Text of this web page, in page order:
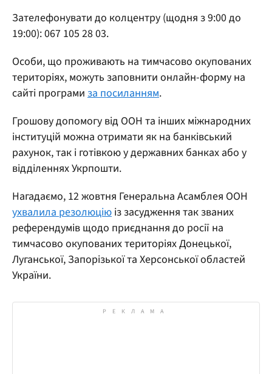
Зателефонувати до колцентру (щодня з 9:00 до
19:00): 067 105 28 03.
Особи, що проживають на тимчасово окупованих
територіях, можуть заповнити онлайн-форму на
сайті програми за посиланням.
Грошову допомогу від ООН та інших міжнародних
інституцій можна отримати як на банківський
рахунок, так і готівкою у державних банках або у
відділеннях Укрпошти.
Нагадаємо, 12 жовтня Генеральна Асамблея ООН
ухвалила резолюцію із засудження так званих
референдумів щодо приєднання до росії на
тимчасово окупованих територіях Донецької,
Луганської, Запорізької та Херсонської областей
України.